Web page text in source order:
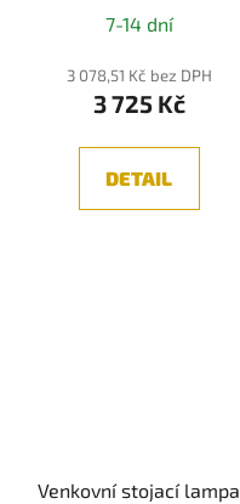
7-14 dní
3 078,51 Kč bez DPH
3 725 Kč
DETAIL
Venkovní stojací lampa